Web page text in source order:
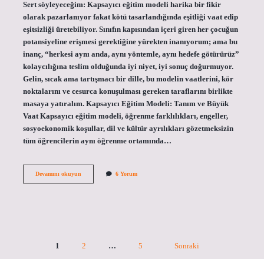
Sert söyleyeceğim: Kapsayıcı eğitim modeli harika bir fikir
olarak pazarlanıyor fakat kötü tasarlandığında eşitliği vaat edip
eşitsizliği üretebiliyor. Sınıfın kapısından içeri giren her çocuğun
potansiyeline erişmesi gerektiğine yürekten inanıyorum; ama bu
inanç, “herkesi aynı anda, aynı yöntemle, aynı hedefe götürürüz”
kolaycılığına teslim olduğunda iyi niyet, iyi sonuç doğurmuyor.
Gelin, sıcak ama tartışmacı bir dille, bu modelin vaatlerini, kör
noktalarını ve cesurca konuşulması gereken taraflarını birlikte
masaya yatıralım. Kapsayıcı Eğitim Modeli: Tanım ve Büyük
Vaat Kapsayıcı eğitim modeli, öğrenme farklılıkları, engeller,
sosyoekonomik koşullar, dil ve kültür ayrılıkları gözetmeksizin
tüm öğrencilerin aynı öğrenme ortamında…
Devamını okuyunKapsayıcı
6 Yorum
1 2 … 5 Sonraki